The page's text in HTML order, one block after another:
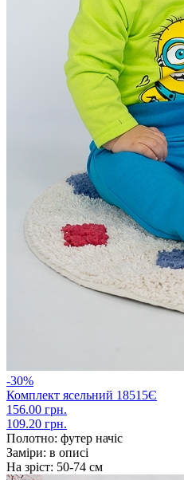
-30%
Комплект ясельний 18515Є
156.00 грн.
109.20 грн.
Полотно: футер начіс
Заміри: в описі
На зріст: 50-74 см